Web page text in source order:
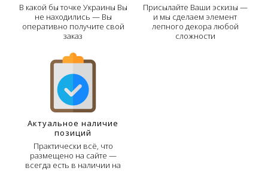
В какой бы точке Украины Вы
не находились — Вы
оперативно получите свой
заказ
Присылайте Ваши эскизы —
и мы сделаем элемент
лепного декора любой
сложности
Актуальное наличие
позиций
Практически всё, что
размещено на сайте —
всегда есть в наличии на